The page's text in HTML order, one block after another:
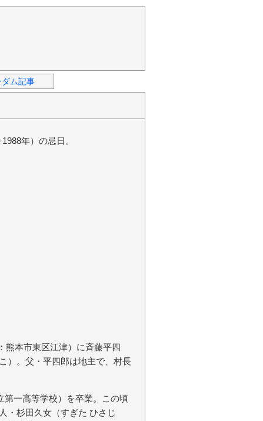
ダム記事
年）の忌日。
熊本市東区江津）に斉藤平四
）。父・平四郎は地主で、村長
第一高等学校）を卒業。この頃
・杉田久女（すぎた ひさじ